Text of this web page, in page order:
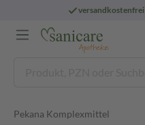
versandkostenfrei
Pekana Komplexmittel